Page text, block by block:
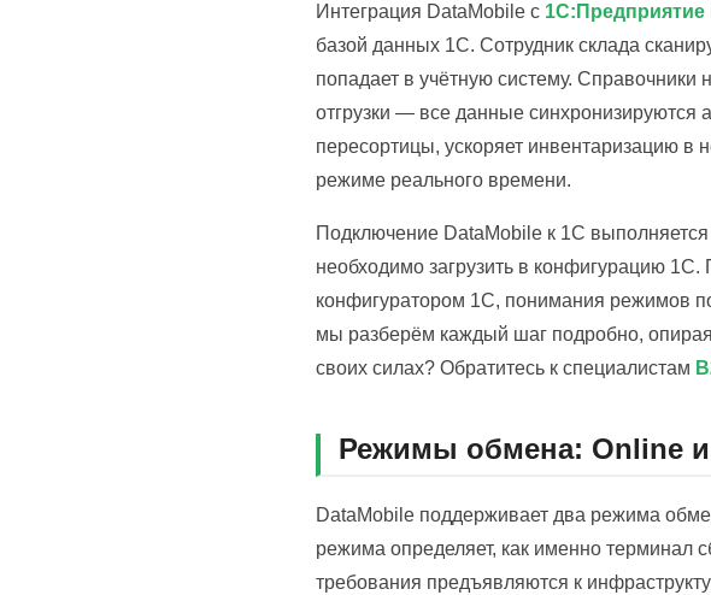
Интеграция DataMobile с 1С:Предприятие
базой данных 1С. Сотрудник склада
попадает в учётную систему. Справочники
отгрузки — все данные синхронизируются
пересортицы, ускоряет инвентаризацию в
режиме реального времени.
Подключение DataMobile к 1С
необходимо загрузить в конфигурацию
конфигуратором 1С, понимания режимов
мы разберём каждый шаг подробно,
своих силах? Обратитесь к специалистам
Режимы обмена: Online
DataMobile поддерживает два режима
режима определяет, как именно терминал
требования предъявляются к